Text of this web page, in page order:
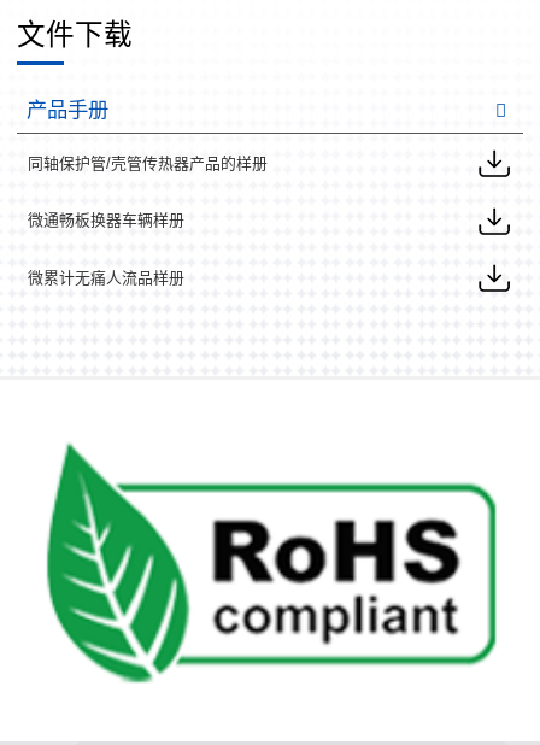
文件下载
产品手册
同轴保护管/壳管传热器产品的样册
微通畅板换器车辆样册
微累计无痛人流品样册